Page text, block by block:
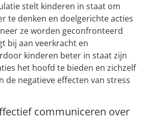
stelt kinderen in staat om
te denken en doelgerichte acties
ze worden geconfronteerd
bij aan veerkracht en
kinderen beter in staat zijn
het hoofd te bieden en zichzelf
de negatieve effecten van stress
communiceren over